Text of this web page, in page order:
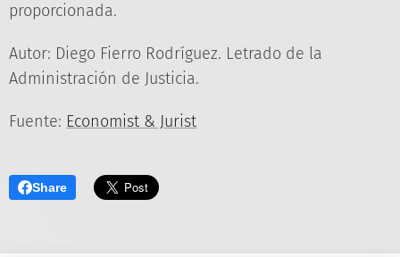
proporcionada.
Autor: Diego Fierro Rodríguez. Letrado de la
Administración de Justicia.
Fuente: Economist & Jurist
Share